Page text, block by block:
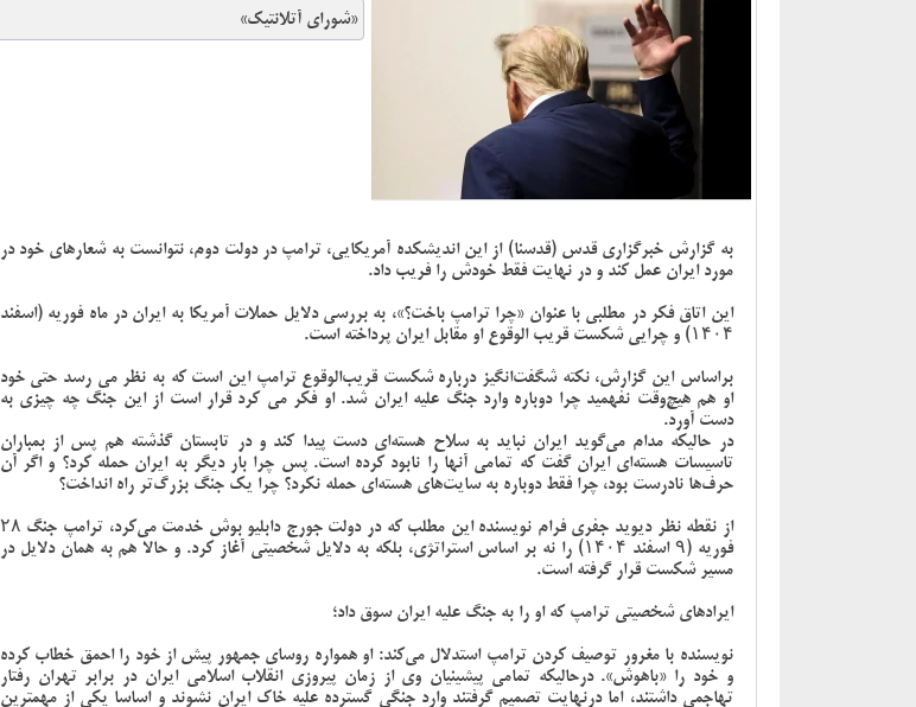
«شورای آتلانتیک»
به گزارش خبرگزاری قدس (قدسنا) از این اندیشکده آمریکایی، ترامپ در دولت دوم، نتوانست به شعارهای خود در
مورد ایران عمل کند و در نهایت فقط خودش را فریب داد.
این اتاق فکر در مطلبی با عنوان «چرا ترامپ باخت؟»، به بررسی دلایل حملات آمریکا به ایران در ماه فوریه (اسفند
۱۴۰۴) و چرایی شکست قریب الوقوع او مقابل ایران پرداخته است.
براساس این گزارش، نکته شگفت‌انگیز درباره شکست قریب‌الوقوع ترامپ این است که به نظر می رسد حتی خود
او هم هیچ‌وقت نفهمید چرا دوباره وارد جنگ علیه ایران شد. او فکر می کرد قرار است از این جنگ چه چیزی به
دست آورد.
در حالیکه مدام می‌گوید ایران نباید به سلاح هسته‌ای دست پیدا کند و در تابستان گذشته هم پس از بمباران
تاسیسات هسته‌ای ایران گفت که تمامی آنها را نابود کرده است. پس چرا بار دیگر به ایران حمله کرد؟ و اگر آن
حرف‌ها نادرست بود، چرا فقط دوباره به سایت‌های هسته‌ای حمله نکرد؟ چرا یک جنگ بزرگ‌تر راه انداخت؟
از نقطه نظردیوید جفری فرام نویسنده این مطلب که در دولت جورج دابلیو بوش خدمت می‌کرد، ترامپ جنگ ۲۸
فوریه (۹ اسفند ۱۴۰۴) را نه بر اساس استراتژی، بلکه به دلایل شخصیتی آغاز کرد. و حالا هم به همان دلایل در
مسیر شکست قرار گرفته است.
ایرادهای شخصیتی ترامپ که او را به جنگ علیه ایران سوق داد؛
نویسنده با مغرور توصیف کردن ترامپ استدلال می‌کند: او همواره روسای جمهور پیش از خود را احمق خطاب کرده
و خود را «باهوش». درحالیکه تمامی پیشینیان وی از زمان پیروزی انقلاب اسلامی ایران در برابر تهران رفتار
تهاجمی داشتند، اما درنهایت تصمیم گرفتند وارد جنگی گسترده علیه خاک ایران نشوند و اساسا یکی از مهمترین